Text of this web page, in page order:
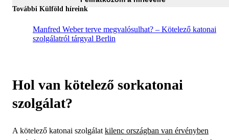
További Külföld híreink
Manfred Weber terve megvalósulhat? – Kötelező katonai
szolgálatról tárgyal Berlin
Hol van kötelező sorkatonai
szolgálat?
A kötelező katonai szolgálat kilenc országban van érvényben